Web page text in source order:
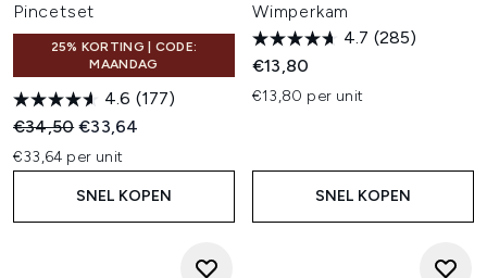
Pincetset
25% KORTING | CODE:
MAANDAG
4.6 (177)
Recommended Retail Price:
€34,50Huidige prijs:
€33,64
€33,64 per unit
SNEL KOPEN
Wimperkam
4.7 (285)
€13,80
€13,80 per unit
SNEL KOPEN